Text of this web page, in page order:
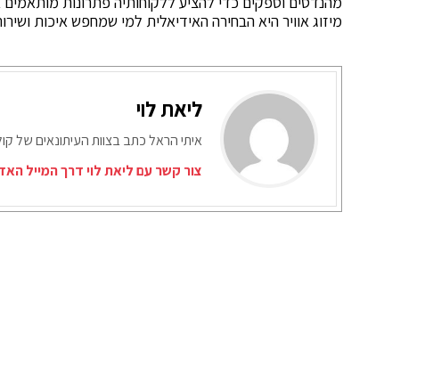
מיזוג אוויר היא הבחירה האידיאלית למי שמחפש איכות
ליאת לוי
איתי הראל כתב בצוות העיתונאים של
צור קשר עם ליאת לוי דרך המייל